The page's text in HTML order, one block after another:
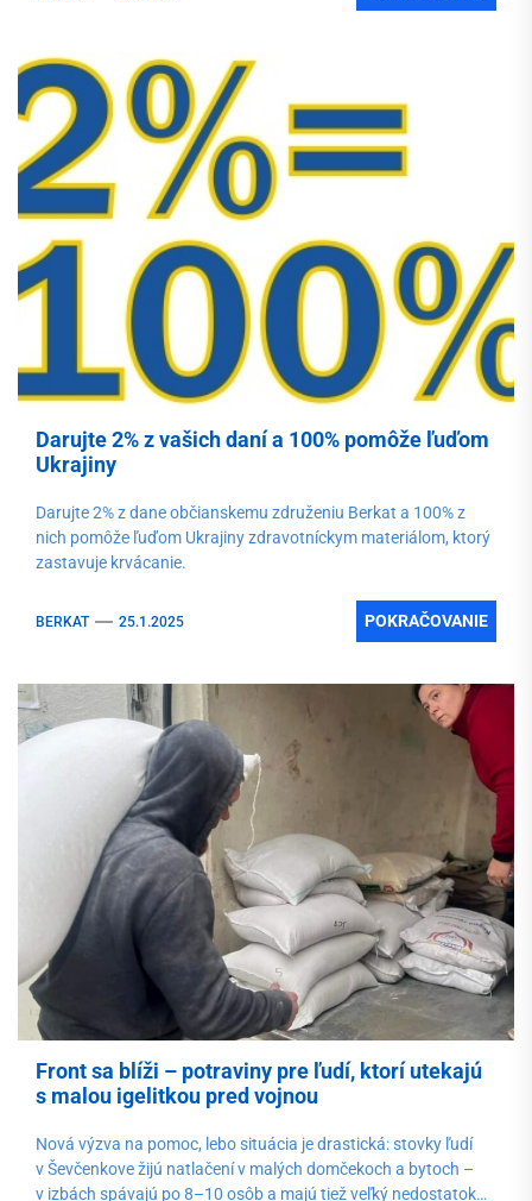
Darujte 2% z vašich daní a 100% pomôže ľuďom
Ukrajiny
Darujte 2% z dane občianskemu združeniu Berkat a 100% z
nich pomôže ľuďom Ukrajiny zdravotníckym materiálom, ktorý
zastavuje krvácanie.
BERKAT 25.1.2025 POKRAČOVANIE
Front sa blíži – potraviny pre ľudí, ktorí utekajú
s malou igelitkou pred vojnou
Nová výzva na pomoc, lebo situácia je drastická: stovky ľudí
v Ševčenkove žijú natlačení v malých domčekoch a bytoch –
v izbách spávajú po 8–10 osôb a majú tiež veľký nedostatok